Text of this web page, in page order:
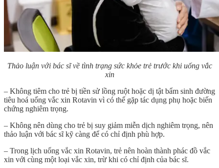
Thảo luận với bác sĩ về tình trạng sức khỏe trẻ trước khi uống vắc
xin
– Không tiêm cho trẻ bị tiền sử lồng ruột hoặc dị tật bẩm sinh đường
tiêu hoá uống vắc xin Rotavin vì có thể gặp tác dụng phụ hoặc biến
chứng nghiêm trọng.
– Không nên dùng cho trẻ bị suy giảm miễn dịch nghiêm trọng, nên
thảo luận với bác sĩ kỹ càng để có chỉ định phù hợp.
– Trong lịch uống vắc xin Rotavin, trẻ nên hoàn thành phác đồ vắc
xin với cùng một loại vắc xin, trừ khi có chỉ định của bác sĩ.